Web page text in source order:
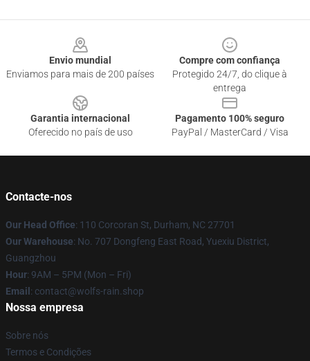
Envio mundial
Enviamos para mais de 200 países
Compre com confiança
Protegido 24/7, do clique à
entrega
Garantia internacional
Oferecido no país de uso
Pagamento 100% seguro
PayPal / MasterCard / Visa
Contacte-nos
Our Head Office: 110 Corcoran St, Durham, NC 27701
Our Warehouse: No. 707 Dongfeng East Road, Yuexiu District,
Guangzhou
Hour: 9AM – 5PM (Mon – Fri)
Email : contact@wolfs-rain.shop
Nossa empresa
Sobre nós
Termos e Condições